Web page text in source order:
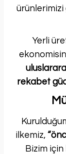
ürünlerimizi
Yerli
rekabet
ilkemiz,
Bizim